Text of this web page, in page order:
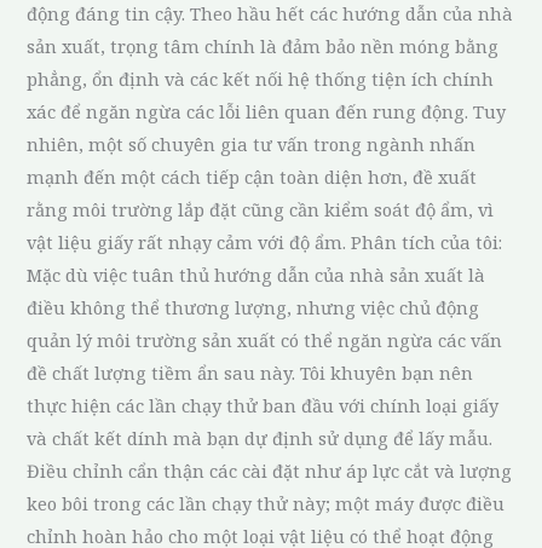
động đáng tin cậy. Theo hầu hết các hướng dẫn của nhà
sản xuất, trọng tâm chính là đảm bảo nền móng bằng
phẳng, ổn định và các kết nối hệ thống tiện ích chính
xác để ngăn ngừa các lỗi liên quan đến rung động. Tuy
nhiên, một số chuyên gia tư vấn trong ngành nhấn
mạnh đến một cách tiếp cận toàn diện hơn, đề xuất
rằng môi trường lắp đặt cũng cần kiểm soát độ ẩm, vì
vật liệu giấy rất nhạy cảm với độ ẩm. Phân tích của tôi:
Mặc dù việc tuân thủ hướng dẫn của nhà sản xuất là
điều không thể thương lượng, nhưng việc chủ động
quản lý môi trường sản xuất có thể ngăn ngừa các vấn
đề chất lượng tiềm ẩn sau này. Tôi khuyên bạn nên
thực hiện các lần chạy thử ban đầu với chính loại giấy
và chất kết dính mà bạn dự định sử dụng để lấy mẫu.
Điều chỉnh cẩn thận các cài đặt như áp lực cắt và lượng
keo bôi trong các lần chạy thử này; một máy được điều
chỉnh hoàn hảo cho một loại vật liệu có thể hoạt động